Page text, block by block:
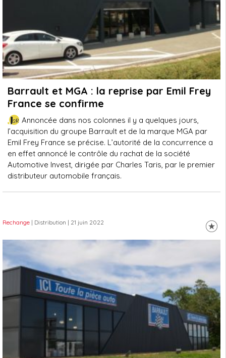
Barrault et MGA : la reprise par Emil Frey
France se confirme
Annoncée dans nos colonnes il y a quelques jours,
l’acquisition du groupe Barrault et de la marque MGA par
Emil Frey France se précise. L’autorité de la concurrence a
en effet annoncé le contrôle du rachat de la société
Automotive Invest, dirigée par Charles Taris, par le premier
distributeur automobile français.
Rechange | Distribution | 21 juin 2022